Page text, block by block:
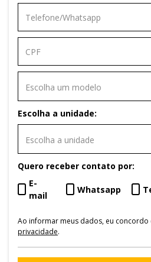
Escolha um modelo
Escolha a unidade:
Escolha a unidade
Quero receber contato por:
E-
mail
Whatsapp
Ao informar meus dados, eu concordo
privacidade.